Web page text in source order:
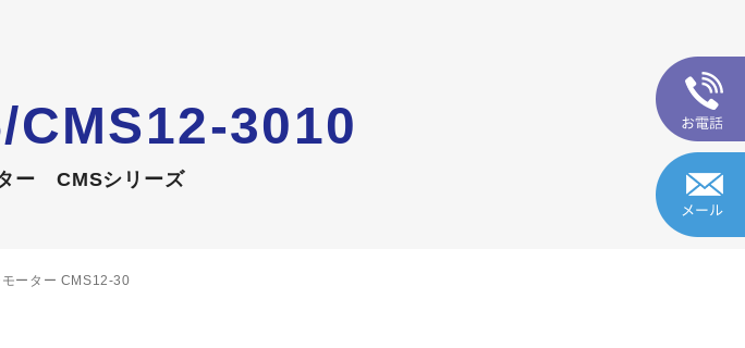
CMS12-3010
ー CMSシリーズ
モーター CMS12-30